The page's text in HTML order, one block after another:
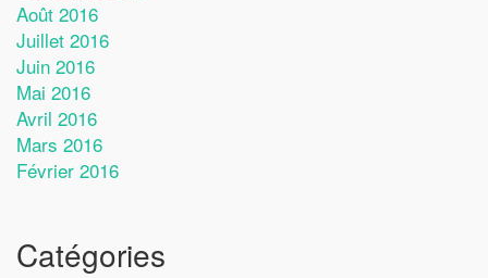
Août 2016
Juillet 2016
Juin 2016
Mai 2016
Avril 2016
Mars 2016
Février 2016
Catégories